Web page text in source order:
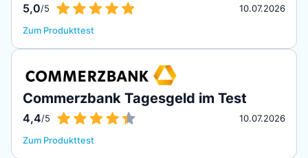
5,0/5
10.07.2026
Zum Produkttest
Commerzbank Tagesgeld im Test
4,4/5
10.07.2026
Zum Produkttest